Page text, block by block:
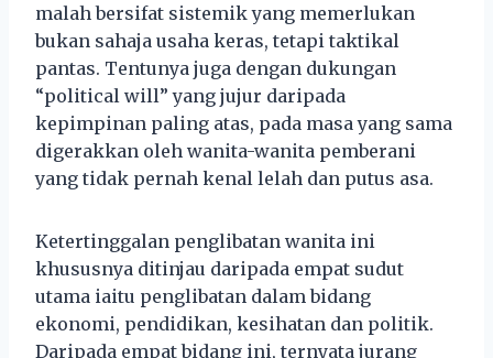
malah bersifat sistemik yang memerlukan
bukan sahaja usaha keras, tetapi taktikal
pantas. Tentunya juga dengan dukungan
“political will” yang jujur daripada
kepimpinan paling atas, pada masa yang sama
digerakkan oleh wanita-wanita pemberani
yang tidak pernah kenal lelah dan putus asa.
Ketertinggalan penglibatan wanita ini
khususnya ditinjau daripada empat sudut
utama iaitu penglibatan dalam bidang
ekonomi, pendidikan, kesihatan dan politik.
Daripada empat bidang ini, ternyata jurang